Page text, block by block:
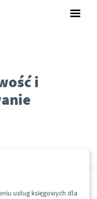
i
usług księgowych dla